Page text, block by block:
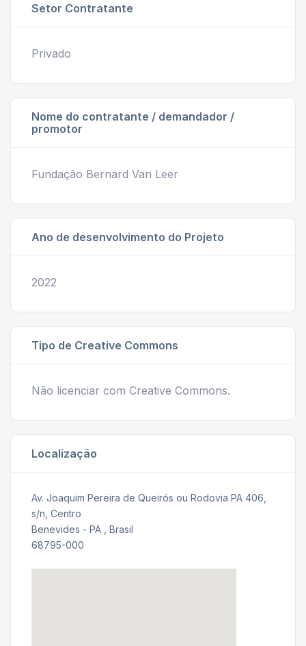
Setor Contratante
Privado
Nome do contratante / demandador /
promotor
Fundação Bernard Van Leer
Ano de desenvolvimento do Projeto
2022
Tipo de Creative Commons
Não licenciar com Creative Commons.
Localização
Av. Joaquim Pereira de Queirós ou Rodovia PA 406,
s/n, Centro
Benevides - PA , Brasil
68795-000